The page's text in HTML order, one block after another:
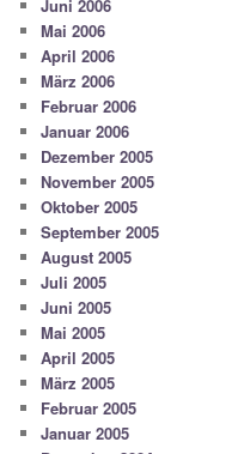
Juni 2006
Mai 2006
April 2006
März 2006
Februar 2006
Januar 2006
Dezember 2005
November 2005
Oktober 2005
September 2005
August 2005
Juli 2005
Juni 2005
Mai 2005
April 2005
März 2005
Februar 2005
Januar 2005